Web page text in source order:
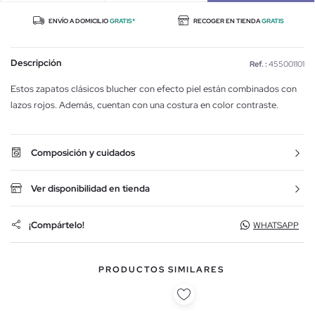
ENVÍO A DOMICILIOGRATIS* RECOGER EN TIENDAGRATIS
Descripción Ref. : 455001101
Estos zapatos clásicos blucher con efecto piel están combinados con
lazos rojos. Además, cuentan con una costura en color contraste.
Composición y cuidados
Ver disponibilidad en tienda
¡Compártelo! WHATSAPP
PRODUCTOS SIMILARES